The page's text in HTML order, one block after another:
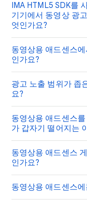
IMA HTML5 SDK를
기기에서 동영상 광
엇인가요?
동영상용 애드센스
인가요?
광고 노출 범위가 좁
요?
동영상용 애드센스
가 갑자기 떨어지는
동영상용 애드센스
인가요?
동영상용 애드센스